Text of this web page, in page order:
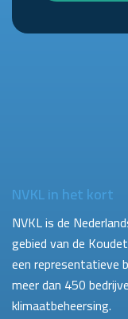
NVKL in het kort
NVKL is de
gebied van de
een representatieve
meer dan 450
klimaatbeheersing.